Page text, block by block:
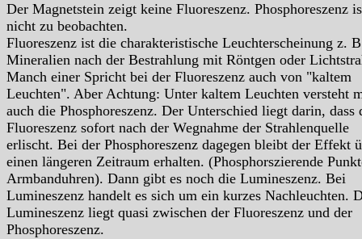
Der Magnetstein zeigt keine Fluoreszenz. Phosphoreszenz
nicht zu beobachten.
Fluoreszenz ist die charakteristische Leuchterscheinung z.
Mineralien nach der Bestrahlung mit Röntgen oder
Manch einer Spricht bei der Fluoreszenz auch von "kaltem
Leuchten". Aber Achtung: Unter kaltem Leuchten versteht
auch die Phosphoreszenz. Der Unterschied liegt darin, dass
Fluoreszenz sofort nach der Wegnahme der Strahlenquelle
erlischt. Bei der Phosphoreszenz dagegen bleibt der Effekt
einen längeren Zeitraum erhalten. (Phosphorszierende
Armbanduhren). Dann gibt es noch die Lumineszenz. Bei
Lumineszenz handelt es sich um ein kurzes Nachleuchten.
Lumineszenz liegt quasi zwischen der Fluoreszenz und der
Phosphoreszenz.